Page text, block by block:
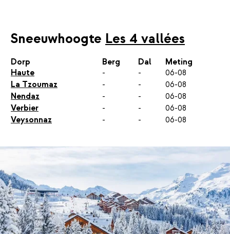
Sneeuwhoogte Les 4 vallées
Dorp Berg Dal
Meting
Haute
- -
06-08
La Tzoumaz
- -
06-08
Nendaz
- -
06-08
Verbier
- -
06-08
Veysonnaz
- - 06-08